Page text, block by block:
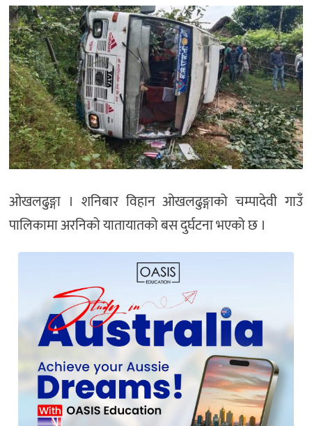
ओखलढुङ्गा । शनिबार विहान ओखलढुङ्गाको चम्पादेवी गाउँ
पालिकामा अरनिको यातायातको बस दुर्घटना भएको छ ।